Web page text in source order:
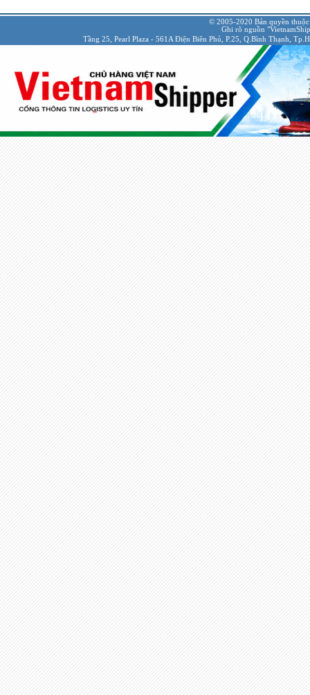
© 2005-2020 Bản quyền
Ghi rõ nguồn
Tầng 25, Pearl Plaza - 561A Điện Biên Phủ, P.25, Q.Bình Thạnh,